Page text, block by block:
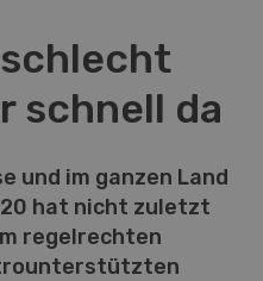
schnell da
und im ganzen Land
hat nicht zuletzt
regelrechten